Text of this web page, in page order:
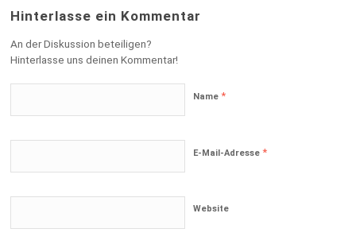
Hinterlasse ein Kommentar
An der Diskussion beteiligen?
Hinterlasse uns deinen Kommentar!
Name*
E-Mail-Adresse*
Website